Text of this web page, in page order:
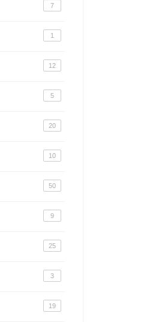
7
1
12
5
20
10
50
9
25
3
19